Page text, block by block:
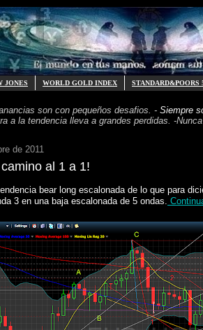
JONES WORLD GOLD INDEX STANDARD&POORS
son con pequeños desafios. - Siempre
a la tendencia lleva a grandes perdidas. -
de 2011
al 1 a 1!
bear long escalonada de lo que para
3 en una baja escalonada de 5 ondas.